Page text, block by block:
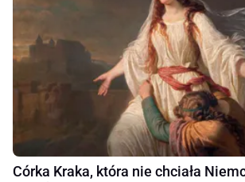
Córka Kraka, która nie chciała